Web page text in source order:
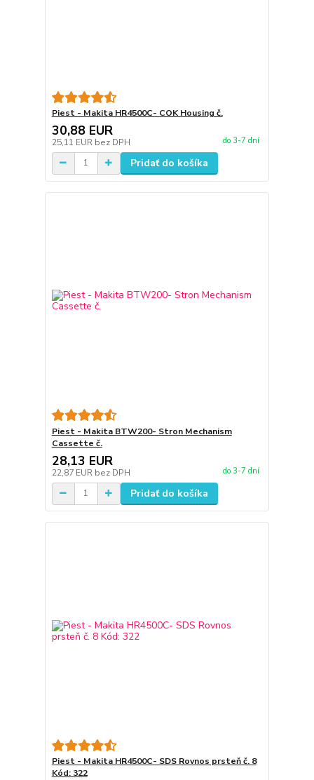
Piest - Makita HR4500C- COK Housing č.
30,88 EUR
25,11 EUR bez DPH do 3-7 dní
Pridať do košíka
Piest - Makita BTW200- Stron Mechanism
Cassette č.
28,13 EUR
22,87 EUR bez DPH do 3-7 dní
Pridať do košíka
Piest - Makita HR4500C- SDS Rovnos prsteň č. 8
Kód: 322